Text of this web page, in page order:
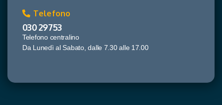
Telefono
030 29753
Telefono centralino
Da Lunedì al Sabato, dalle 7.30 alle 17.00